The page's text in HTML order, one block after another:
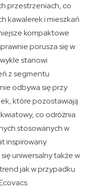
przestrzeniach, co
kawalerek i mieszkań
kompaktowe
porusza się w
stanowi
z segmentu
odbywa się przy
które pozostawiają
co odróżnia
stosowanych w
inspirowany
uniwersalny także w
jak w przypadku